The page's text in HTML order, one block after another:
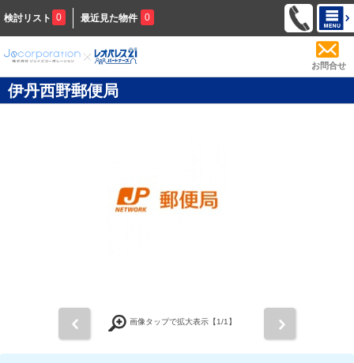
検討リスト 0 最近見た物件 0
お問合せ
伊丹西野郵便局
画像タップで拡大表示【1/1】